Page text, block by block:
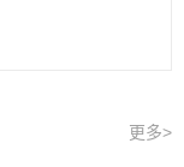
更多>